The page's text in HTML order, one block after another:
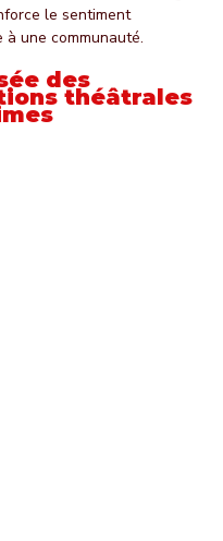
le sentiment
à une communauté.
des
théâtrales